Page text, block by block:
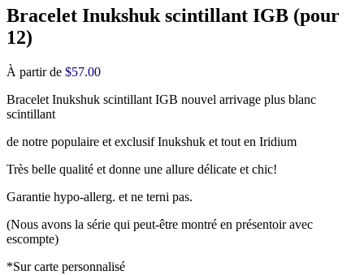
Bracelet Inukshuk scintillant IGB (pour
12)
À partir de $57.00
Bracelet Inukshuk scintillant IGB nouvel arrivage plus blanc
scintillant
de notre populaire et exclusif Inukshuk et tout en Iridium
Très belle qualité et donne une allure délicate et chic!
Garantie hypo-allerg. et ne terni pas.
(Nous avons la série qui peut-être montré en présentoir avec
escompte)
*Sur carte personnalisé